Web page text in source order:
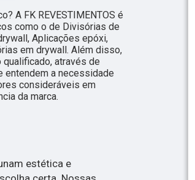
A FK REVESTIMENTOS é
como o de Divisórias de
Aplicações epóxi,
em drywall. Além disso,
através de
entendem a necessidade
consideráveis em
da marca.
estética e